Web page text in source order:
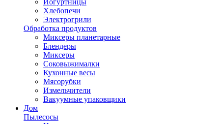
Йогуртницы
Хлебопечи
Электрогрили
Обработка продуктов
Миксеры планетарные
Блендеры
Миксеры
Соковыжималки
Кухонные весы
Мясорубки
Измельчители
Вакуумные упаковщики
Дом
Пылесосы